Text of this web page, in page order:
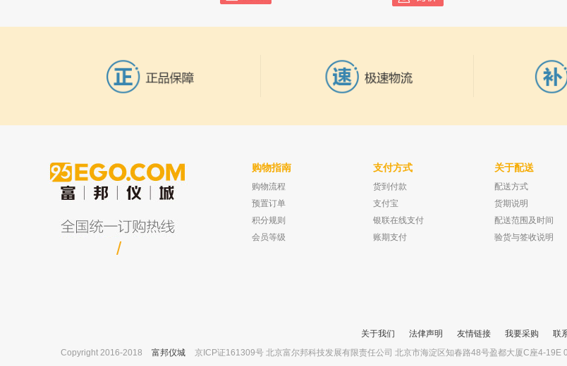
上海梅颖浦 D1225 椭圆形搅拌子
已有0人购买
北京海孚 HyFlex® 11-630，11-638 抗割手
哈希 DR6000光度计 显示屏 订货号：
LZV885
已有0人购买
/
购物指南
购物流程
预置订单
积分规则
会员等级
支付方式
货到付款
支付宝
银联在线支付
账期支付
关于配送
配送方式
货期说明
配送范围及时间
验货与签收说明
关于我们 法侓声明 友情链接 我要采购
联
Copyright 2016-2018
富邦仪城 京ICP证161309号 北京富尔邦科技发展有限责任公司 北京市海淀区知春路48号盈都大厦C座4-